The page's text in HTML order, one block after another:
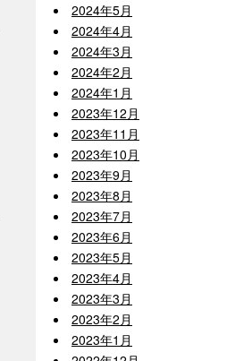
2024年5月
2024年4月
2024年3月
2024年2月
2024年1月
2023年12月
2023年11月
2023年10月
2023年9月
2023年8月
2023年7月
2023年6月
2023年5月
2023年4月
2023年3月
2023年2月
2023年1月